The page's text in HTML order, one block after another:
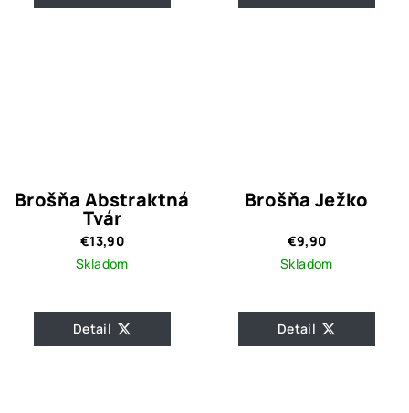
Brošňa Abstraktná
Tvár
€13,90
Skladom
Detail
Brošňa Ježko
€9,90
Skladom
Detail